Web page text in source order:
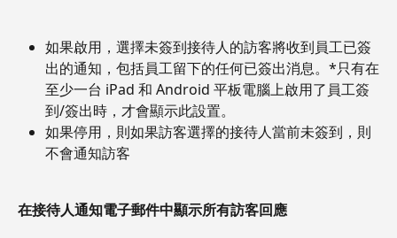
如果啟用，選擇未簽到接待人的訪客將收到員工已簽
出的通知，包括員工留下的任何已簽出消息。*只有在
至少一台 iPad 和 Android 平板電腦上啟用了員工簽
到/簽出時，才會顯示此設置。
如果停用，則如果訪客選擇的接待人當前未簽到，則
不會通知訪客
在接待人通知電子郵件中顯示所有訪客回應